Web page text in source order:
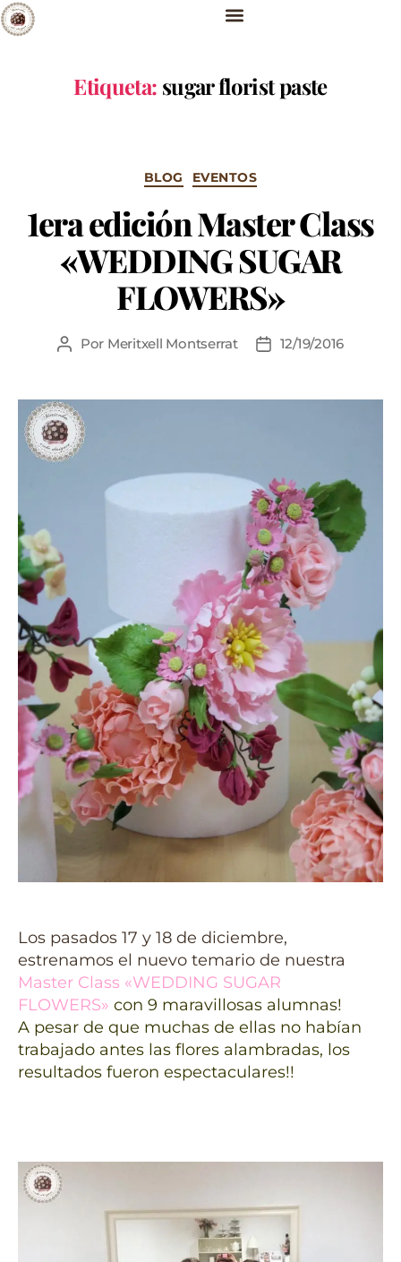
Etiqueta: sugar florist paste
BLOG EVENTOS
1era edición Master Class
«WEDDING SUGAR
FLOWERS»
Por Meritxell Montserrat 12/19/2016
Los pasados 17 y 18 de diciembre,
estrenamos el nuevo temario de nuestra
Master Class «WEDDING SUGAR
FLOWERS» con 9 maravillosas alumnas!
A pesar de que muchas de ellas no habían
trabajado antes las flores alambradas, los
resultados fueron espectaculares!!